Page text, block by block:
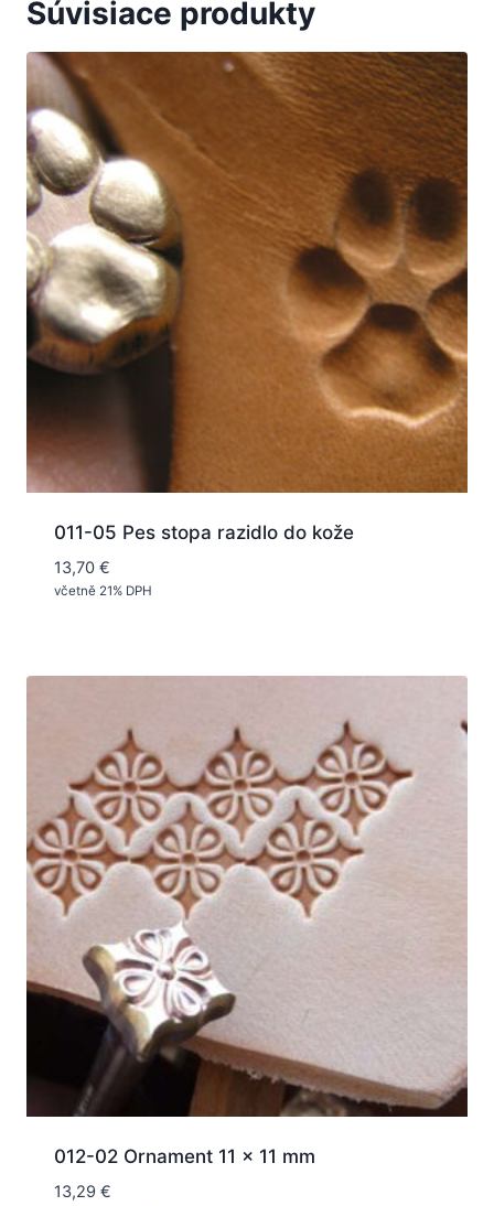
Súvisiace produkty
011-05 Pes stopa razidlo do kože
13,70 €
včetně 21% DPH
012-02 Ornament 11 x 11 mm
13,29 €